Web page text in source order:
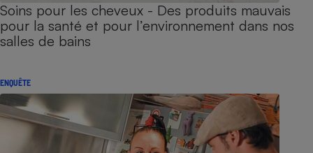
Soins pour les cheveux - Des produits mauvais
pour la santé et pour l’environnement dans nos
salles de bains
ENQUÊTE